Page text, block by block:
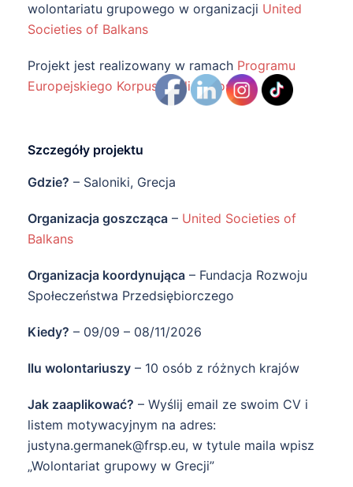
wolontariatu grupowego w organizacji United
Societies of Balkans
Projekt jest realizowany w ramach Programu
Europejskiego Korpusu Solidarności.
Szczegóły projektu
Gdzie? – Saloniki, Grecja
Organizacja goszcząca – United Societies of
Balkans
Organizacja koordynująca – Fundacja Rozwoju
Społeczeństwa Przedsiębiorczego
Kiedy? – 09/09 – 08/11/2026
Ilu wolontariuszy – 10 osób z różnych krajów
Jak zaaplikować? – Wyślij email ze swoim CV i
listem motywacyjnym na adres:
justyna.germanek@frsp.eu, w tytule maila wpisz
„Wolontariat grupowy w Grecji”